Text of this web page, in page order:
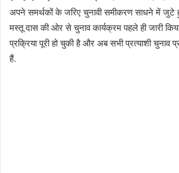
अपने समर्थकों के जरिए चुनावी समीकरण साधने में जुटे
मस्तू दास की ओर से चुनाव कार्यक्रम पहले ही जारी
प्रक्रिया पूरी हो चुकी है और अब सभी प्रत्याशी चुनाव
हैं.